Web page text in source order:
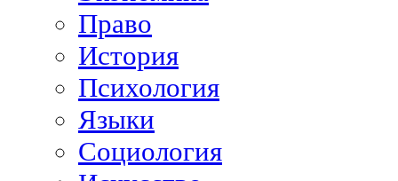
Право
История
Психология
Языки
Социология